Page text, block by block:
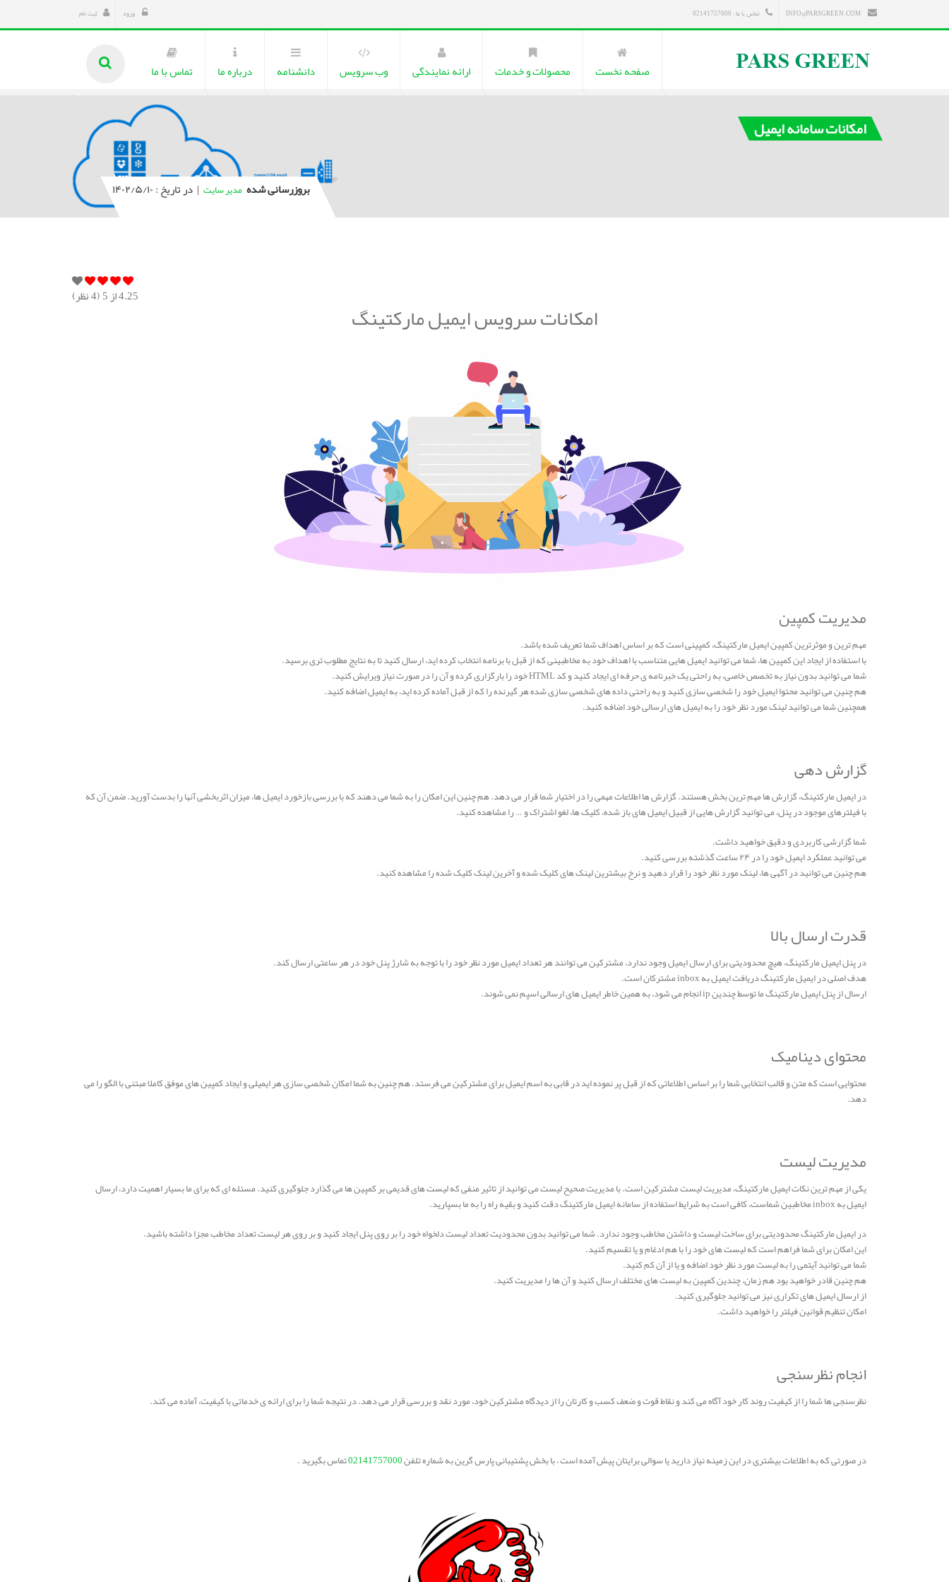
تماس با ما : 02141757000 ورود ثبت نام
صفحه نخست محصولات و خدمات ارائه نمایندگی وب سرویس دانشنامه درباره ما تماس با ما
امکانات سامانه ایمیل
بروزرسانی شده مدیر سایت | در تاریخ : ۱۴۰۲/۵/۱۰
4.25از 5 ( 4نظر)
امکانات سرویس ایمیل مارکتینگ
مدیریت کمپین
مهم ترین و موثرترین کمپین ایمیل مارکتینگ، کمپینی است که بر اساس اهداف شما تعریف شده باشد.
با استفاده از ایجاد این کمپین ها، شما می توانید ایمیل هایی متناسب با اهداف خود به مخاطبینی که از قبل با برنامه انتخاب کرده اید، ارسال کنید تا به نتایج مطلوب تری برسید.
شما می توانید بدون نیاز به تخصص خاصی، به راحتی یک خبرنامه ی حرفه ای ایجاد کنید و کد HTML خود را بارگزاری کرده و آن را در صورت نیاز ویرایش کنید.
هم چنین می توانید محتوا ایمیل خود را شخصی سازی کنید و به راحتی داده های شخصی سازی شده هر گیرنده را که از قبل آماده کرده اید، به ایمیل اضافه کنید.
همچنین شما می توانید لینک مورد نظر خود را به ایمیل های ارسالی خود اضافه کنید.
گزارش دهی
در ایمیل مارکتینگ، گزارش ها مهم ترین بخش هستند. گزارش ها اطلاعات مهمی را در اختیار شما قرار می دهد. هم چنین این امکان را به شما می دهند که با بررسی بازخورد ایمیل ها، میزان اثربخشی آنها را بدست آورید. ضمن آن که
با فیلترهای موجود در پنل، می توانید گزارش هایی از قبیل ایمیل های باز شده، کلیک ها، لغو اشتراک و … را مشاهده کنید.
شما گزارشی کاربردی و دقیق خواهید داشت.
می توانید عملکرد ایمیل خود را در ۲۴ ساعت گذشته بررسی کنید.
هم چنین می توانید در آگهی ها، لینک مورد نظر خود را قرار دهید و نرخ بیشترین لینک های کلیک شده و آخرین لینک کلیک شده را مشاهده کنید.
قدرت ارسال بالا
در پنل ایمیل مارکتینگ، هیچ محدودیتی برای ارسال ایمیل وجود ندارد، مشترکین می توانند هر تعداد ایمیل مورد نظر خود را با توجه به شارژ پنل خود در هر ساعتی ارسال کند.
هدف اصلی در ایمیل مارکتینگ دریافت ایمیل به inbox مشترکان است.
ارسال از پنل ایمیل مارکتینگ ما توسط چندین ip انجام می شود، به همین خاطر ایمیل های ارسالی اسپم نمی شوند.
محتوای دینامیک
محتوایی است که متن و قالب انتخابی شما را بر اساس اطلاعاتی که از قبل پر نموده اید در قابی به اسم ایمیل برای مشترکین می فرستد. هم چنین به شما امکان شخصی سازی هر ایمیلی و ایجاد کمپین های موفق کاملا مبتنی با الگو را می
دهد.
مدیریت لیست
یکی از مهم ترین نکات ایمیل مارکتینگ، مدیریت لیست مشترکین است. با مدیریت صحیح لیست می توانید از تاثیر منفی که لیست های قدیمی بر کمپین ها می گذارد جلوگیری کنید. مسئله ای که برای ما بسیار اهمیت دارد، ارسال
ایمیل به inbox مخاطبین شماست، کافی است به شرایط استفاده از سامانه ایمیل مارکتینگ دقت کنید و بقیه راه را به ما بسپارید.
در ایمیل مارکتینگ محدودیتی برای ساخت لیست و داشتن مخاطب وجود ندارد. شما می توانید بدون محدودیت تعداد لیست ­دلخواه خود را بر روی پنل ایجاد کنید و بر روی هر لیست تعداد مخاطب مجزا داشته باشید.
این امکان برای شما فراهم است که لیست های خود را با هم ادغام و یا تقسیم کنید.
شما می توانید آیتمی را به لیست مورد نظر خود اضافه و یا از آن کم کنید.
هم چنین قادر خواهید بود هم زمان، چندین کمپین به لیست های مختلف ارسال کنید و آن ها را مدیریت کنید.
از ارسال ایمیل های تکراری نیز می توانید جلوگیری کنید.
امکان تنظیم قوانین فیلتر را خواهید داشت.
انجام نظرسنجی
نظرسنجی ها شما را از کیفیت روند کار خود آگاه می کند و نقاط قوت و ضعف کسب و کارتان را از دیدگاه مشترکین خود، مورد نقد و بررسی قرار می دهد. در نتیجه شما را برای ارائه ی خدماتی با کیفیت، آماده می کند.
در صورتی که به اطلاعات بیشتری در این زمینه نیاز دارید یا سوالی برایتان پیش آمده است ، با بخش پشتیبانی پارس گرین به شماره تلفن02141757000تماس بگیرید .